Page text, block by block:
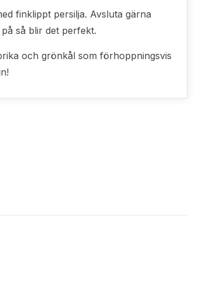
finklippt persilja. Avsluta gärna
så blir det perfekt.
och grönkål som förhoppningsvis